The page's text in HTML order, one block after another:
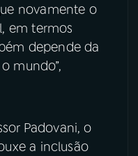
novamente o
em termos
depende da
mundo”,
Padovani, o
a inclusão